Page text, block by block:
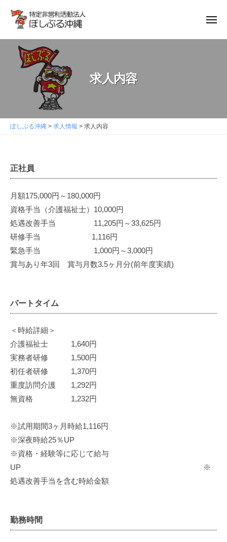
ぽ
し
メ
ュ
求人内容
ぽしぶる沖縄 > 求人情報 > 求人内容
求
人
内
容
2025
年
日
admin
正社員
月額175,000円～180,000円
資格手当（介護福祉士）10,000円
処遇改善手当 11,205円～33,625円
研修手当 1,116円
緊急手当 1,000円～3,000円
賞与あり年3回 賞与月数3.5ヶ月分(前年度実績)
パートタイム
＜時給詳細＞
介護福祉士 1,640円
実務者研修 1,500円
初任者研修 1,370円
重度訪問介護 1,292円
無資格 1,232円
※試用期間3ヶ月時給1,116円
※深夜時給25％UP
※資格・経験等に応じて給与
UP ※
処遇改善手当を含む時給金額
勤務時間
し
ぶ